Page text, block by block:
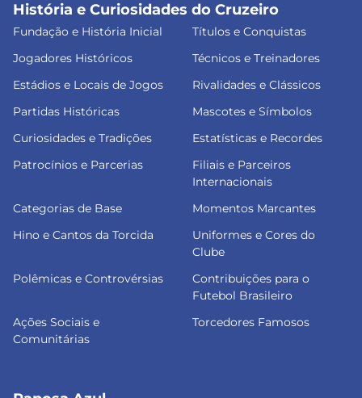
História e Curiosidades do Cruzeiro
Fundação e História Inicial
Títulos e Conquistas
Jogadores Históricos
Técnicos e Treinadores
Estádios e Locais de Jogos
Rivalidades e Clássicos
Partidas Históricas
Mascotes e Símbolos
Curiosidades e Tradições
Estatísticas e Recordes
Patrocínios e Parcerias
Filiais e Parceiros
Internacionais
Categorias de Base
Momentos Marcantes
Hino e Cantos da Torcida
Uniformes e Cores do
Clube
Polêmicas e Controvérsias
Contribuições para o
Futebol Brasileiro
Ações Sociais e
Comunitárias
Torcedores Famosos